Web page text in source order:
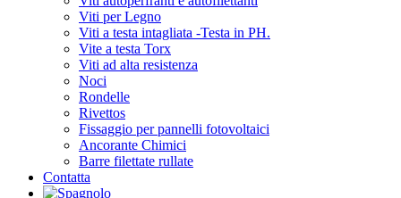
Viti per Legno
Viti a testa intagliata -Testa in PH.
Vite a testa Torx
Viti ad alta resistenza
Noci
Rondelle
Rivettos
Fissaggio per pannelli fotovoltaici
Ancorante Chimici
Barre filettate rullate
Contatta